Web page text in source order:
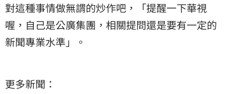
對這種事情做無謂的炒作吧，「提醒一下華視
喔，自己是公廣集團，相關提問還是要有一定的
新聞專業水準」。
更多新聞：